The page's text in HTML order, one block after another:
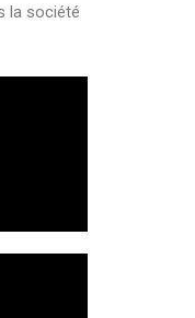
la société